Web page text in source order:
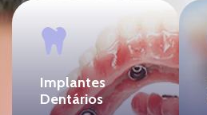
Implantes
Dentários